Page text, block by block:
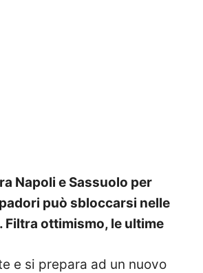
Napoli e Sassuolo per
può sbloccarsi nelle
Filtra ottimismo, le ultime
e si prepara ad un nuovo